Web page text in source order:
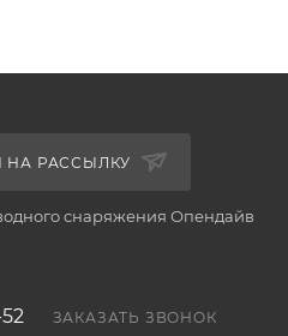
НА РАССЫЛКУ
снаряжения Опендайв
ЗАКАЗАТЬ ЗВОНОК